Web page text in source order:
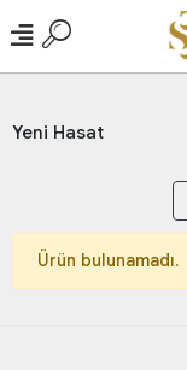
Yeni Hasat
Ürün bulunamadı.